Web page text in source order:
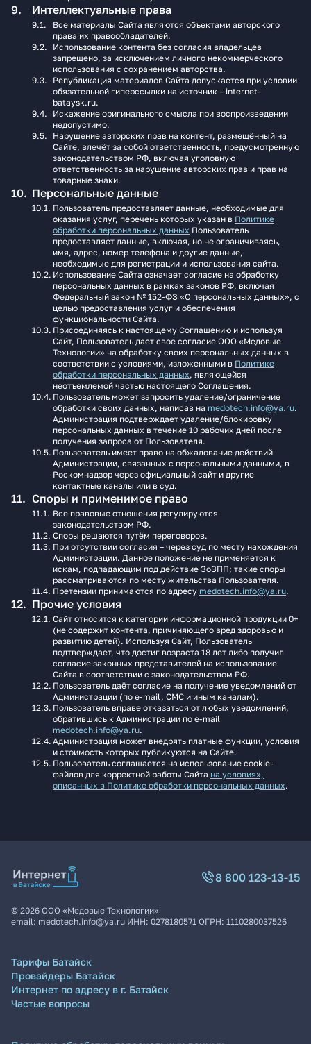
Интеллектуальные права
Все материалы Сайта являются объектами авторского
права их правообладателей.
Использование контента без согласия владельцев
запрещено, за исключением личного некоммерческого
использования с сохранением авторства.
Републикация материалов Сайта допускается при условии
обязательной гиперссылки на источник – internet-
bataysk.ru.
Искажение оригинального смысла при воспроизведении
недопустимо.
Нарушение авторских прав на контент, размещённый на
Сайте, влечёт за собой ответственность, предусмотренную
законодательством РФ, включая уголовную
ответственность за нарушение авторских прав и прав на
товарные знаки.
Персональные данные
Пользователь предоставляет данные, необходимые для
оказания услуг, перечень которых указан в Политике
обработки персональных данных Пользователь
предоставляет данные, включая, но не ограничиваясь,
имя, адрес, номер телефона и другие данные,
необходимые для регистрации и использования сайта.
Использование Сайта означает согласие на обработку
персональных данных в рамках законов РФ, включая
Федеральный закон № 152-ФЗ «О персональных данных», с
целью предоставления услуг и обеспечения
функциональности Сайта.
Присоединяясь к настоящему Соглашению и используя
Сайт, Пользователь дает свое согласие ООО «Медовые
Технологии» на обработку своих персональных данных в
соответствии с условиями, изложенными в Политике
обработки персональных данных, являющейся
неотъемлемой частью настоящего Соглашения.
Пользователь может запросить удаление/ограничение
обработки своих данных, написав на medotech.info@ya.ru.
Администрация подтверждает удаление/блокировку
персональных данных в течение 10 рабочих дней после
получения запроса от Пользователя.
Пользователь имеет право на обжалование действий
Администрации, связанных с персональными данными, в
Роскомнадзор через официальный сайт и другие
контактные каналы или в суд.
Споры и применимое право
Все правовые отношения регулируются
законодательством РФ.
Споры решаются путём переговоров.
При отсутствии согласия – через суд по месту нахождения
Администрации. Данное положение не применяется к
искам, подпадающим под действие ЗоЗПП; такие споры
рассматриваются по месту жительства Пользователя.
Претензии принимаются по адресу medotech.info@ya.ru.
Прочие условия
Сайт относится к категории информационной продукции 0+
(не содержит контента, причиняющего вред здоровью и
развитию детей). Используя Сайт, Пользователь
подтверждает, что достиг возраста 18 лет либо получил
согласие законных представителей на использование
Сайта в соответствии с законодательством РФ.
Пользователь даёт согласие на получение уведомлений от
Администрации (по e-mail, СМС и иным каналам).
Пользователь вправе отказаться от любых уведомлений,
обратившись к Администрации по e-mail
medotech.info@ya.ru.
Администрация может внедрять платные функции, условия
и стоимость которых публикуются на Сайте.
Пользователь соглашается на использование cookie-
файлов для корректной работы Сайта на условиях,
описанных в Политике обработки персональных данных.
8 800 123-13-15
© 2026 ООО «Медовые Технологии»
email: medotech.info@ya.ru ИНН: 0278180571 ОГРН: 1110280037526
Тарифы Батайск
Провайдеры Батайск
Интернет по адресу в г. Батайск
Частые вопросы